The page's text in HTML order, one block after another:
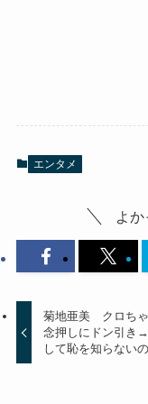
エンタメ
よか
菊地亜美 クロち
念押しにドン引き
して恥を知らないの